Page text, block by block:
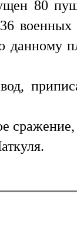
80
военных
данному